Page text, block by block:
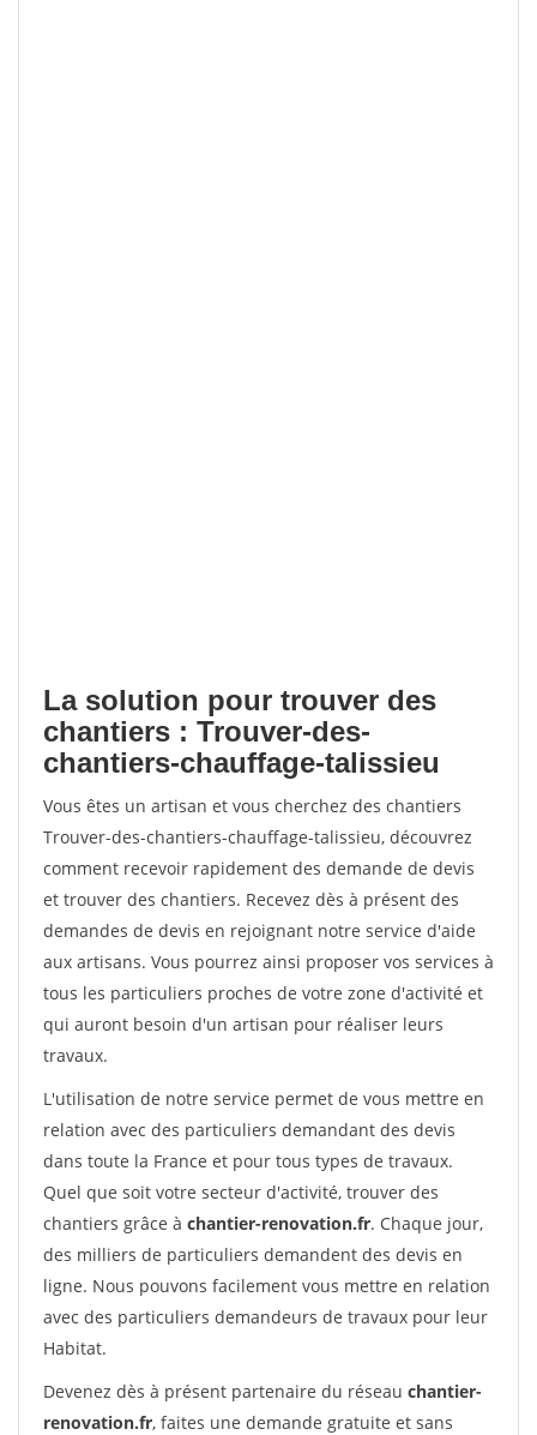
La solution pour trouver des
chantiers : Trouver-des-
chantiers-chauffage-talissieu
Vous êtes un artisan et vous cherchez des chantiers
Trouver-des-chantiers-chauffage-talissieu, découvrez
comment recevoir rapidement des demande de devis
et trouver des chantiers. Recevez dès à présent des
demandes de devis en rejoignant notre service d'aide
aux artisans. Vous pourrez ainsi proposer vos services à
tous les particuliers proches de votre zone d'activité et
qui auront besoin d'un artisan pour réaliser leurs
travaux.
L'utilisation de notre service permet de vous mettre en
relation avec des particuliers demandant des devis
dans toute la France et pour tous types de travaux.
Quel que soit votre secteur d'activité, trouver des
chantiers grâce à chantier-renovation.fr. Chaque jour,
des milliers de particuliers demandent des devis en
ligne. Nous pouvons facilement vous mettre en relation
avec des particuliers demandeurs de travaux pour leur
Habitat.
Devenez dès à présent partenaire du réseau chantier-
renovation.fr, faites une demande gratuite et sans